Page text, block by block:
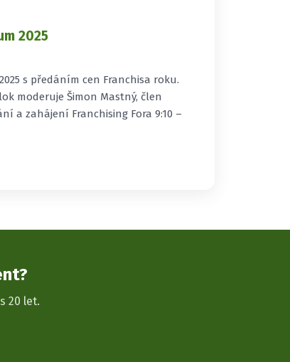
2025
s předáním cen Franchisa roku.
moderuje Šimon Mastný, člen
a zahájení Franchising Fora 9:10 –
20 let.